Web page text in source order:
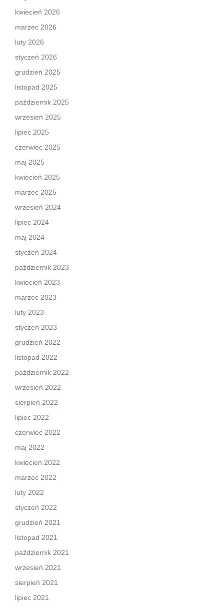
kwiecień 2026
marzec 2026
luty 2026
styczeń 2026
grudzień 2025
listopad 2025
październik 2025
wrzesień 2025
lipiec 2025
czerwiec 2025
maj 2025
kwiecień 2025
marzec 2025
wrzesień 2024
lipiec 2024
maj 2024
styczeń 2024
październik 2023
kwiecień 2023
marzec 2023
luty 2023
styczeń 2023
grudzień 2022
listopad 2022
październik 2022
wrzesień 2022
sierpień 2022
lipiec 2022
czerwiec 2022
maj 2022
kwiecień 2022
marzec 2022
luty 2022
styczeń 2022
grudzień 2021
listopad 2021
październik 2021
wrzesień 2021
sierpień 2021
lipiec 2021